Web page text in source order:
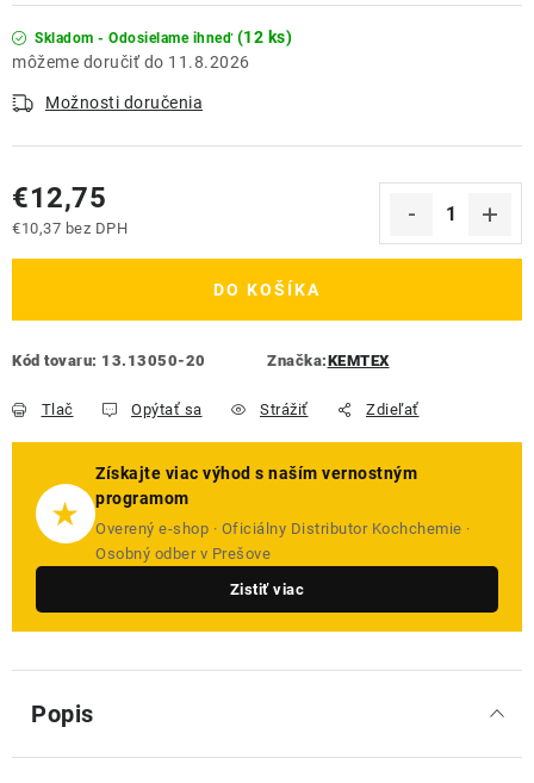
Skladom - Odosielame ihneď (12 ks)
11.8.2026
Možnosti doručenia
€12,75
€10,37 bez DPH
DO KOŠÍKA
Kód tovaru: 13.13050-20 Značka:KEMTEX
Tlač Opýtať sa Strážiť Zdieľať
★
Získajte viac výhod s naším vernostným
programom
Overený e-shop · Oficiálny Distributor Kochchemie ·
Osobný odber v Prešove
Zistiť viac
Popis